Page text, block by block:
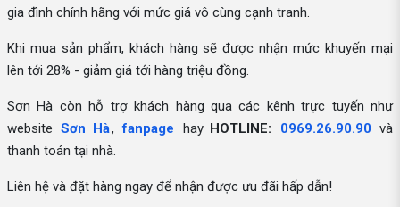
gia đình chính hãng với mức giá vô cùng cạnh tranh.
Khi mua sản phẩm, khách hàng sẽ được nhận mức khuyến mại
lên tới 28% - giảm giá tới hàng triệu đồng.
Sơn Hà còn hỗ trợ khách hàng qua các kênh trực tuyến như
website Sơn Hà, fanpage hay HOTLINE: 0969.26.90.90 và
thanh toán tại nhà.
Liên hệ và đặt hàng ngay để nhận được ưu đãi hấp dẫn!